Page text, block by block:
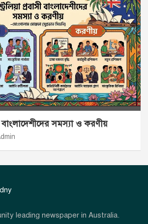
বাংলাদেশীদের সমস্যা ও করণীয়
leading newspaper in Australia.